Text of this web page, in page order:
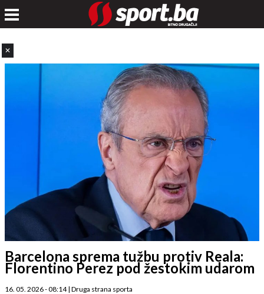
✕
Barcelona sprema tužbu protiv Reala:
Florentino Perez pod žestokim udarom
16. 05. 2026 - 08:14| Druga strana sporta